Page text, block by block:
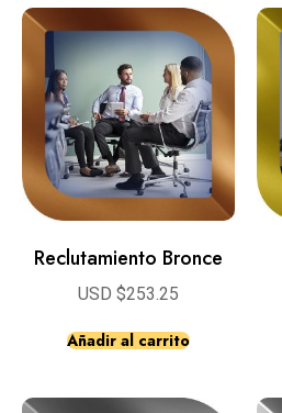
Reclutamiento Bronce
USD $253.25
Añadir al carrito